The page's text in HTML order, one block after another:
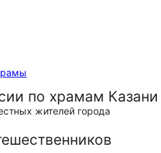
по храмам Казани
жителей города